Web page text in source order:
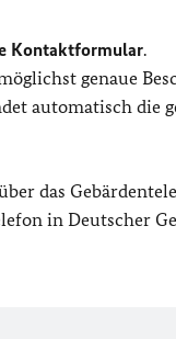
Kontaktformular.
genaue
automatisch die
das
in Deutscher